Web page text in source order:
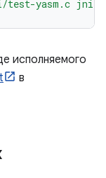
test-yasm.c jni/
исполняемого
в